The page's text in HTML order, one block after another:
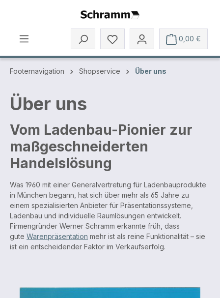
Zum Hauptinhalt springen
Du hast 0 Produkte auf dem
0,00 €
Footernavigation Shopservice Über uns
Über uns
Vom Ladenbau-Pionier zur
maßgeschneiderten
Handelslösung
Was 1960 mit einer Generalvertretung für Ladenbauprodukte
in München begann, hat sich über mehr als 65 Jahre zu
einem spezialisierten Anbieter für Präsentationssysteme,
Ladenbau und individuelle Raumlösungen entwickelt.
Firmengründer Werner Schramm erkannte früh, dass
gute Warenpräsentation mehr ist als reine Funktionalität – sie
ist ein entscheidender Faktor im Verkaufserfolg.